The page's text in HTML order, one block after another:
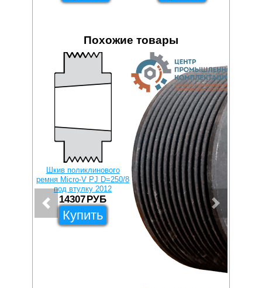
Похожие товары
Шкив поликлинового
ремня Micro-V PJ D=250/8
под втулку 2012
14307РУБ
Купить